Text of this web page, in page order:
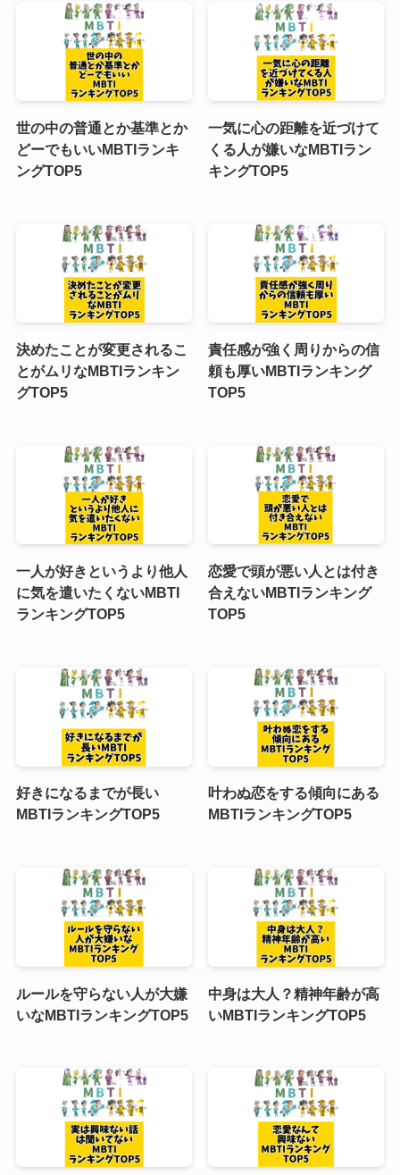
世の中の普通とか基準とか
どーでもいいMBTIランキ
ングTOP5
一気に心の距離を近づけて
くる人が嫌いなMBTIラン
キングTOP5
決めたことが変更されるこ
とがムリなMBTIランキン
グTOP5
責任感が強く周りからの信
頼も厚いMBTIランキング
TOP5
一人が好きというより他人
に気を遣いたくないMBTI
ランキングTOP5
恋愛で頭が悪い人とは付き
合えないMBTIランキング
TOP5
好きになるまでが長い
MBTIランキングTOP5
叶わぬ恋をする傾向にある
MBTIランキングTOP5
ルールを守らない人が大嫌
いなMBTIランキングTOP5
中身は大人？精神年齢が高
いMBTIランキングTOP5